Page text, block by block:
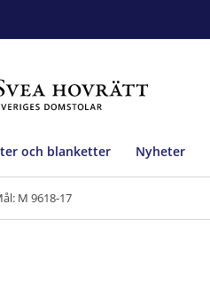
och blanketter Nyheter
M 9618-17